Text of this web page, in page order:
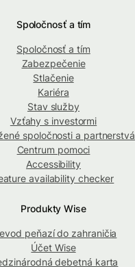
Spoločnosť a tím
Spoločnosť a tím
Zabezpečenie
Stlačenie
Kariéra
Stav služby
Vzťahy s investormi
spoločnosti a partnerstvá
Centrum pomoci
Accessibility
availability checker
Produkty Wise
peňazí do zahraničia
Účet Wise
debetná karta